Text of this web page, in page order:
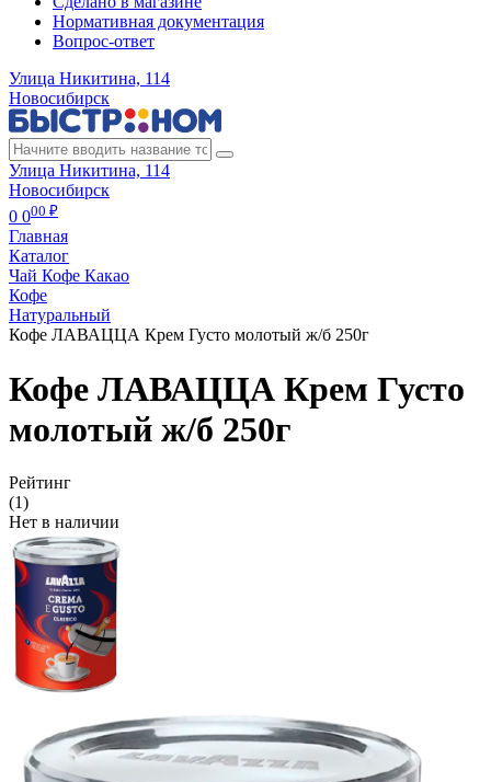
Нормативная документация
Вопрос-ответ
Улица Никитина, 114
Новосибирск
Улица Никитина, 114
Новосибирск
0 000 ₽
Главная
Каталог
Чай Кофе Какао
Кофе
Натуральный
Кофе ЛАВАЦЦА Крем Густо молотый ж/б 250г
Кофе ЛАВАЦЦА Крем Густо
молотый ж/б 250г
Рейтинг
(1)
Нет в наличии